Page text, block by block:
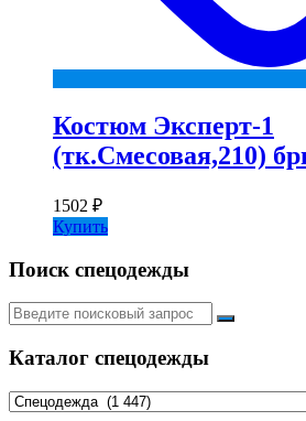
Костюм Эксперт-1
(тк.Смесовая,210)
1502 ₽
Купить
Поиск спецодежды
Искать:
Каталог спецодежды